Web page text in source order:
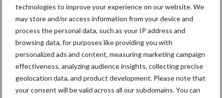
technologies to improve your experience on our website. We
may store and/or access information from your device and
process the personal data, such as your IP address and
browsing data, for purposes like providing you with
personalized ads and content, measuring marketing campaign
effectiveness, analyzing audience insights, collecting precise
geolocation data, and product development. Please note that
your consent will be valid across all our subdomains. You can
ForFarmers ziet volume en
marktaandeel groeien in
krimpende Nederlandse
Themapagina's